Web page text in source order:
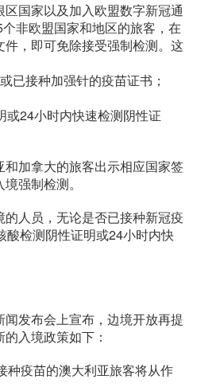
国家以及加入欧盟数字新冠通
非欧盟国家和地区的旅客，在
，即可免除接受强制检测。这
已接种加强针的疫苗证书；
或24小时内快速检测阴性证
加拿大的旅客出示相应国家签
强制检测。
人员，无论是否已接种新冠疫
酸检测阴性证明或24小时内快
发布会上宣布，边境开放再提
入境政策如下：
种疫苗的澳大利亚旅客将从作